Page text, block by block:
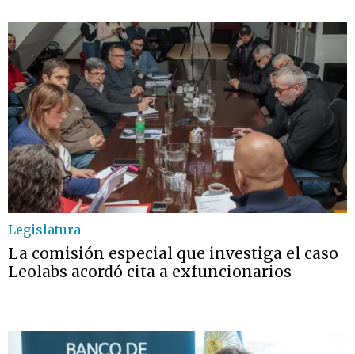
Legislatura
La comisión especial que investiga el caso
Leolabs acordó cita a exfuncionarios